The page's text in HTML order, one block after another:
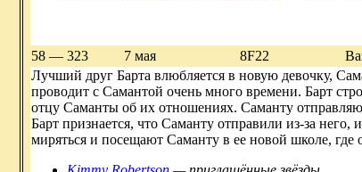
58 — 323 7 мая 8F22
Лучший друг Барта влюбляется в новую девочку,
проводит с Самантой очень много времени. Барт
отцу Саманты об их отношениях. Саманту
Барт признается, что Саманту отправили из-за него,
миряться и посещают Саманту в ее новой школе, где